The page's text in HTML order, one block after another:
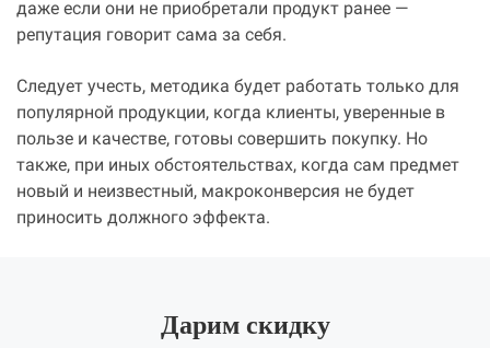
даже если они не приобретали продукт ранее —
репутация говорит сама за себя.
Следует учесть, методика будет работать только для
популярной продукции, когда клиенты, уверенные в
пользе и качестве, готовы совершить покупку. Но
также, при иных обстоятельствах, когда сам предмет
новый и неизвестный, макроконверсия не будет
приносить должного эффекта.
Дарим скидку